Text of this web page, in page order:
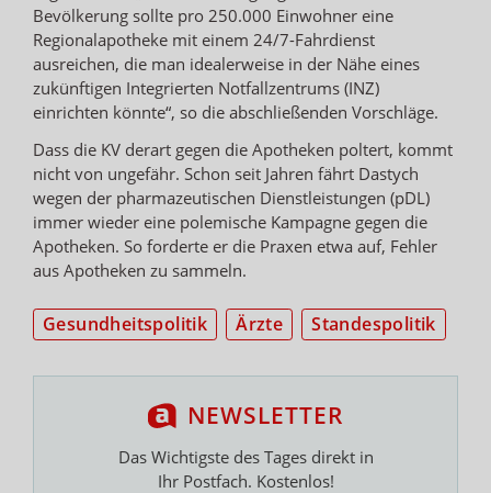
Bevölkerung sollte pro 250.000 Einwohner eine
Regionalapotheke mit einem 24/7-Fahrdienst
ausreichen, die man idealerweise in der Nähe eines
zukünftigen Integrierten Notfallzentrums (INZ)
einrichten könnte“, so die abschließenden Vorschläge.
Dass die KV derart gegen die Apotheken poltert, kommt
nicht von ungefähr. Schon seit Jahren fährt Dastych
wegen der pharmazeutischen Dienstleistungen (pDL)
immer wieder eine polemische Kampagne gegen die
Apotheken. So forderte er die Praxen etwa auf, Fehler
aus Apotheken zu sammeln.
Gesundheitspolitik Ärzte Standespolitik
NEWSLETTER
Das Wichtigste des Tages direkt in
Ihr Postfach. Kostenlos!